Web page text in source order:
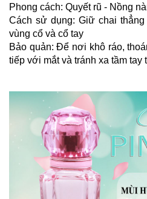
Phong cách: Quyết rũ - Nồng
Cách sử dụng: Giữ chai
vùng cổ và cổ tay
Bảo quản: Để nơi khô ráo,
tiếp với mắt và tránh xa tầm tay